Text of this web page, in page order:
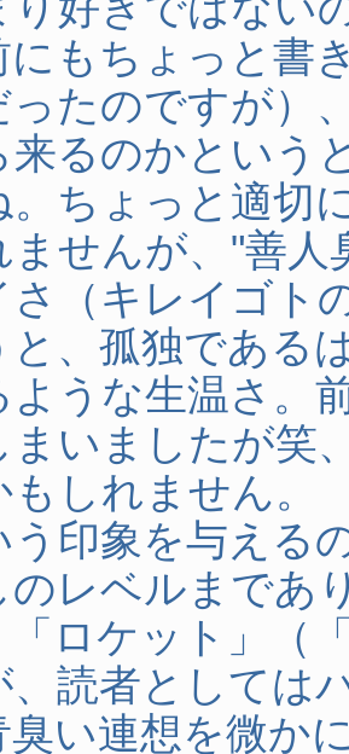
にもちょっと書
ったのですが）
来るのかという
。ちょっと適切
ませんが、"善
さ（キレイゴト
と、孤独である
ような生温さ。
まいましたが笑
しれません。
う印象を与える
のレベルまであ
「ロケット」（
、読者としては
臭い連想を微か